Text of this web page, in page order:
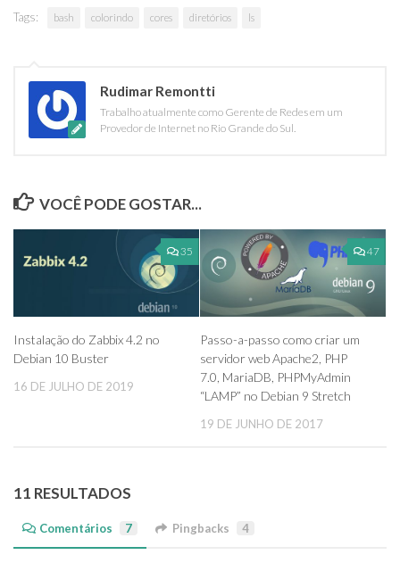
Tags: bash colorindo cores diretórios ls
Rudimar Remontti
Trabalho atualmente como Gerente de Redes em um
Provedor de Internet no Rio Grande do Sul.
VOCÊ PODE GOSTAR...
35
Instalação do Zabbix 4.2 no
Debian 10 Buster
16 DE JULHO DE 2019
47
Passo-a-passo como criar um
servidor web Apache2, PHP
7.0, MariaDB, PHPMyAdmin
“LAMP” no Debian 9 Stretch
19 DE JUNHO DE 2017
11 RESULTADOS
Comentários 7 Pingbacks 4